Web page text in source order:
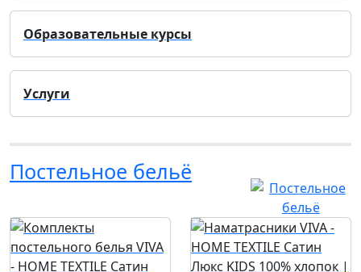
Образовательные курсы
Услуги
Постельное бельё